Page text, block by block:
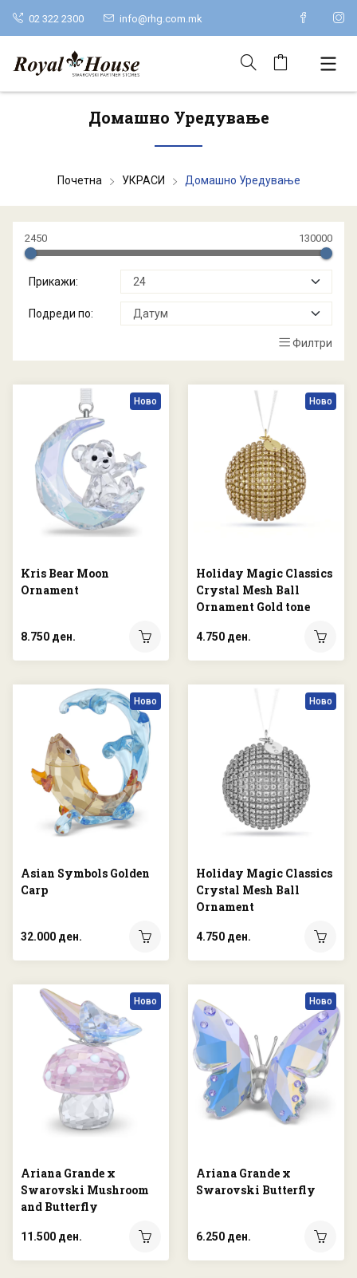
02 322 2300 info@rhg.com.mk
Домашно Уредување
Почетна УКРАСИ Домашно Уредување
2450 130000
Прикажи:
Подреди по:
Филтри
Ново
Kris Bear Moon
Ornament
8.750 ден.
Ново
Holiday Magic Classics
Crystal Mesh Ball
Ornament Gold tone
4.750 ден.
Ново
Asian Symbols Golden
Carp
32.000 ден.
Ново
Holiday Magic Classics
Crystal Mesh Ball
Ornament
4.750 ден.
Ново
Ariana Grande x
Swarovski Mushroom
and Butterfly
11.500 ден.
Ново
Ariana Grande x
Swarovski Butterfly
6.250 ден.